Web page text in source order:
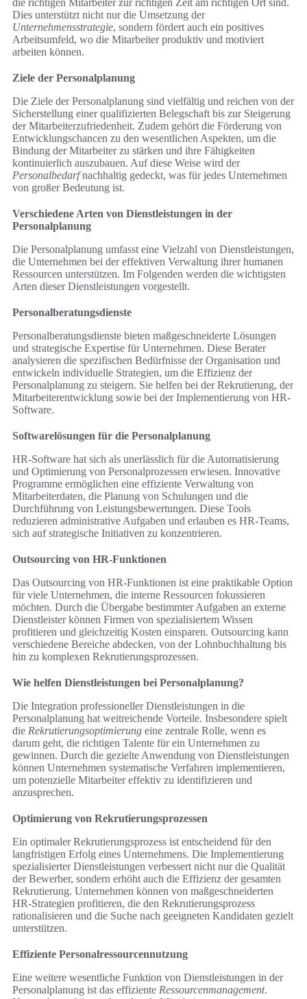
die richtigen Mitarbeiter zur richtigen Zeit am richtigen Ort sind.
Dies unterstützt nicht nur die Umsetzung der
Unternehmensstrategie, sondern fördert auch ein positives
Arbeitsumfeld, wo die Mitarbeiter produktiv und motiviert
arbeiten können.
Ziele der Personalplanung
Die Ziele der Personalplanung sind vielfältig und reichen von der
Sicherstellung einer qualifizierten Belegschaft bis zur Steigerung
der Mitarbeiterzufriedenheit. Zudem gehört die Förderung von
Entwicklungschancen zu den wesentlichen Aspekten, um die
Bindung der Mitarbeiter zu stärken und ihre Fähigkeiten
kontinuierlich auszubauen. Auf diese Weise wird der
Personalbedarfnachhaltig gedeckt, was für jedes Unternehmen
von großer Bedeutung ist.
Verschiedene Arten von Dienstleistungen in der
Personalplanung
Die Personalplanung umfasst eine Vielzahl von Dienstleistungen,
die Unternehmen bei der effektiven Verwaltung ihrer humanen
Ressourcen unterstützen. Im Folgenden werden die wichtigsten
Arten dieser Dienstleistungen vorgestellt.
Personalberatungsdienste
Personalberatungsdienste bieten maßgeschneiderte Lösungen
und strategische Expertise für Unternehmen. Diese Berater
analysieren die spezifischen Bedürfnisse der Organisation und
entwickeln individuelle Strategien, um die Effizienz der
Personalplanung zu steigern. Sie helfen bei der Rekrutierung, der
Mitarbeiterentwicklung sowie bei der Implementierung von HR-
Software.
Softwarelösungen für die Personalplanung
HR-Software hat sich als unerlässlich für die Automatisierung
und Optimierung von Personalprozessen erwiesen. Innovative
Programme ermöglichen eine effiziente Verwaltung von
Mitarbeiterdaten, die Planung von Schulungen und die
Durchführung von Leistungsbewertungen. Diese Tools
reduzieren administrative Aufgaben und erlauben es HR-Teams,
sich auf strategische Initiativen zu konzentrieren.
Outsourcing von HR-Funktionen
Das Outsourcing von HR-Funktionen ist eine praktikable Option
für viele Unternehmen, die interne Ressourcen fokussieren
möchten. Durch die Übergabe bestimmter Aufgaben an externe
Dienstleister können Firmen von spezialisiertem Wissen
profitieren und gleichzeitig Kosten einsparen. Outsourcing kann
verschiedene Bereiche abdecken, von der Lohnbuchhaltung bis
hin zu komplexen Rekrutierungsprozessen.
Wie helfen Dienstleistungen bei Personalplanung?
Die Integration professioneller Dienstleistungen in die
Personalplanung hat weitreichende Vorteile. Insbesondere spielt
die Rekrutierungsoptimierung eine zentrale Rolle, wenn es
darum geht, die richtigen Talente für ein Unternehmen zu
gewinnen. Durch die gezielte Anwendung von Dienstleistungen
können Unternehmen systematische Verfahren implementieren,
um potenzielle Mitarbeiter effektiv zu identifizieren und
anzusprechen.
Optimierung von Rekrutierungsprozessen
Ein optimaler Rekrutierungsprozess ist entscheidend für den
langfristigen Erfolg eines Unternehmens. Die Implementierung
spezialisierter Dienstleistungen verbessert nicht nur die Qualität
der Bewerber, sondern erhöht auch die Effizienz der gesamten
Rekrutierung. Unternehmen können von maßgeschneiderten
HR-Strategien profitieren, die den Rekrutierungsprozess
rationalisieren und die Suche nach geeigneten Kandidaten gezielt
unterstützen.
Effiziente Personalressourcennutzung
Eine weitere wesentliche Funktion von Dienstleistungen in der
Personalplanung ist das effiziente Ressourcenmanagement.